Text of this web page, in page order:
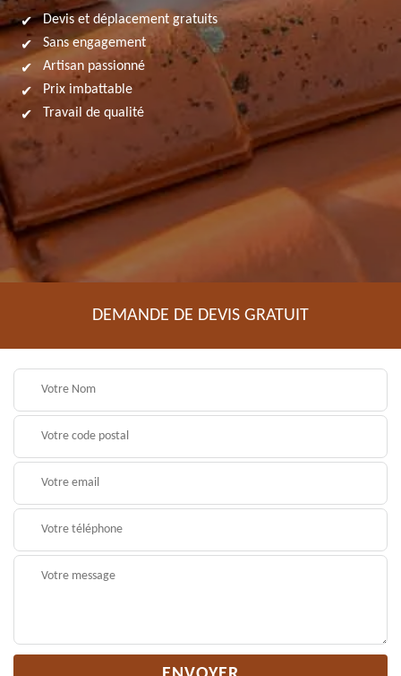
Devis et déplacement gratuits
Sans engagement
Artisan passionné
Prix imbattable
Travail de qualité
DEMANDE DE DEVIS GRATUIT